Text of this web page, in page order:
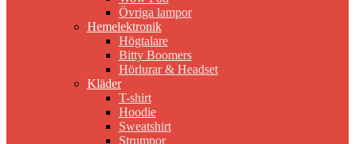
Övriga lampor
Hemelektronik
Högtalare
Bitty Boomers
Hörlurar & Headset
Kläder
T-shirt
Hoodie
Sweatshirt
Strumpor